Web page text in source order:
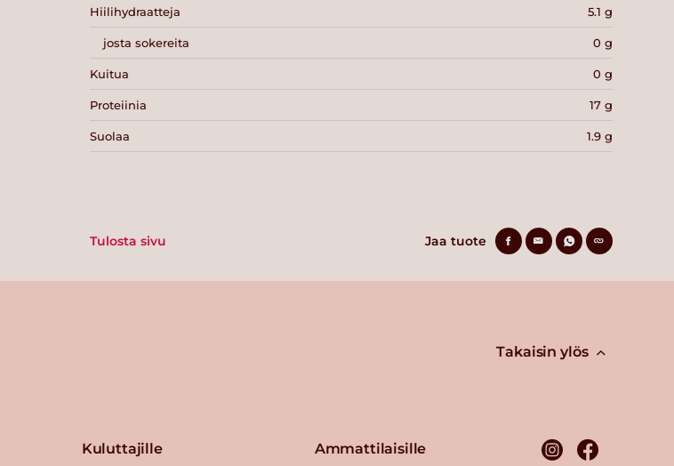
Hiilihydraatteja 5.1 g
josta sokereita 0 g
Kuitua 0 g
Proteiinia 17 g
Suolaa 1.9 g
Tulosta sivu Jaa tuote
Takaisin ylös
Kuluttajille Ammattilaisille